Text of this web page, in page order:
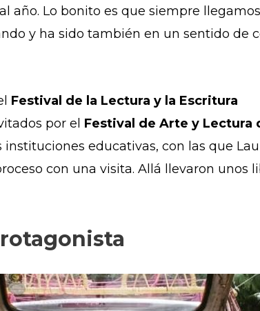
año. Lo bonito es que siempre
y ha sido también en un sentido de
Festival de la Lectura y la Escritura
por el Festival de Arte y Lectura
instituciones educativas, con las que
con una visita. Allá llevaron unos